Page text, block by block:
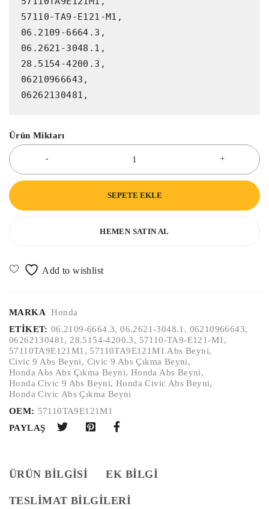
57110-TA9-E121-M1,
06.2109-6664.3,
06.2621-3048.1,
28.5154-4200.3,
06210966643,
06262130481,
Ürün Miktarı
SEPETE EKLE
HEMEN SATIN AL
MARKA
Honda
ETIKET: 06.2109-6664.3,06.2621-3048.1 , 06210966643,
06262130481 , 28.5154-4200.3, 57110-TA9-E121-M1 ,
57110TA9E121M1 , 57110TA9E121M1 Abs Beyni,
Civic 9 Abs Beyni, Civic 9 Abs Çıkma Beyni,
Honda Abs Abs Çıkma Beyni, Honda Abs Beyni,
Honda Civic 9 Abs Beyni,Honda Civic Abs Beyni,
Honda Civic Abs Çıkma Beyni
OEM: 57110TA9E121M1
PAYLAŞ
ÜRÜN BILGISI EK BILGI
TESLİMAT BİLGİLERİ